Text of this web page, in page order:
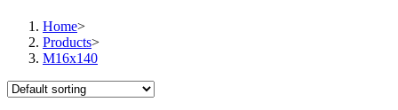
Home>
Products>
M16x140